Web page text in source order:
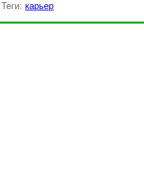
Теги: карьер